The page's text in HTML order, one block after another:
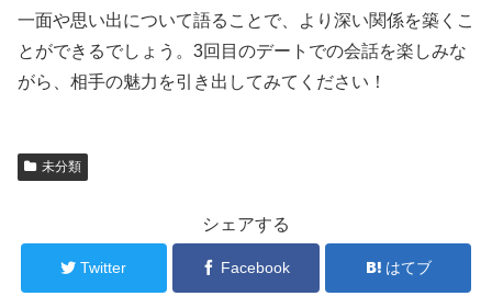
一面や思い出について語ることで、より深い関係を築くこ
とができるでしょう。3回目のデートでの会話を楽しみな
がら、相手の魅力を引き出してみてください！
未分類
シェアする
Twitter Facebook はてブ